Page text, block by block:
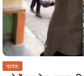
प्रदेश